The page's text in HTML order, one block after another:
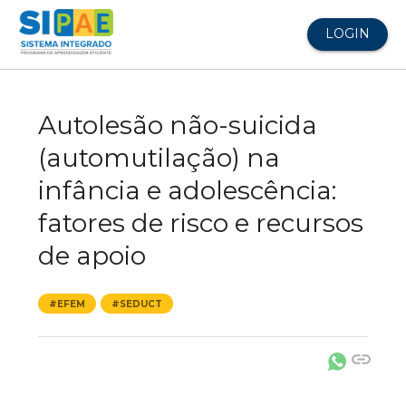
LOGIN
Autolesão não-suicida
(automutilação) na
infância e adolescência:
fatores de risco e recursos
de apoio
#EFEM #SEDUCT
link